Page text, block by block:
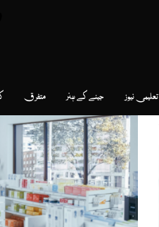
تعلیمی نیوز جینے کے ہنر متفرق